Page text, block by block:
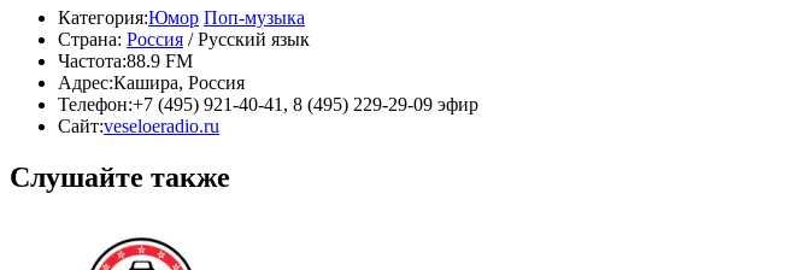
Категория:Юмор Поп-музыка
Страна: Россия / Русский язык
Частота:88.9 FM
Адрес:Кашира, Россия
Телефон:+7 (495) 921‑40-41, 8 (495) 229-29-09 эфир
Сайт:veseloeradio.ru
Слушайте также